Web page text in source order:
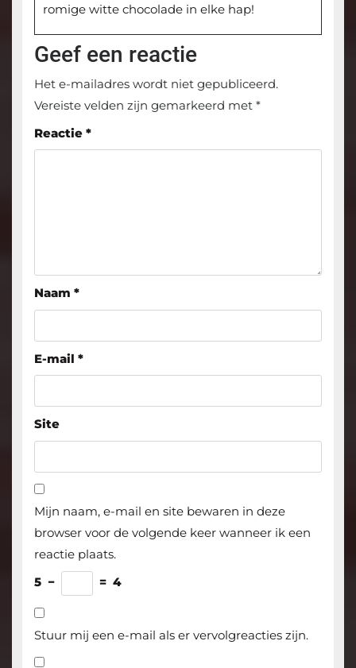
romige witte chocolade in elke hap!
Geef een reactie
Het e-mailadres wordt niet gepubliceerd.
Vereiste velden zijn gemarkeerd met *
Reactie *
Naam *
E-mail *
Site
Mijn naam, e-mail en site bewaren in deze
browser voor de volgende keer wanneer ik een
reactie plaats.
5 − = 4
Stuur mij een e-mail als er vervolgreacties zijn.